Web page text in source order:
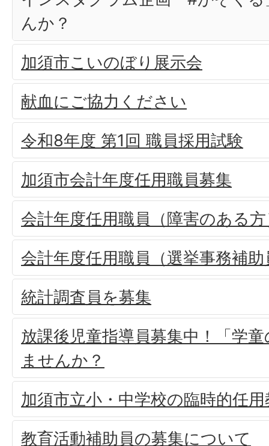
んか？
加須市こいのぼり展示会
献血にご協力ください
令和8年度 第1回 職員採用試験
加須市会計年度任用職員募集
会計年度任用職員（障害のある
会計年度任用職員（選挙事務補
統計調査員を募集
放課後児童指導員募集中！「学
ませんか？
加須市立小・中学校の臨時的任
教育活動補助員の募集について